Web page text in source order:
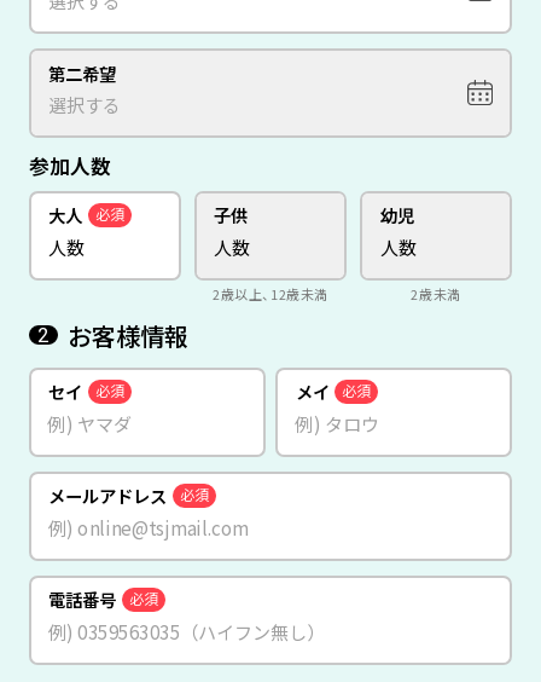
第二希望
参加人数
大人 必須 子供
2歳以上、12歳未満
幼児
2歳未満
2 お客様情報
セイ 必須 メイ 必須
メールアドレス 必須
電話番号 必須